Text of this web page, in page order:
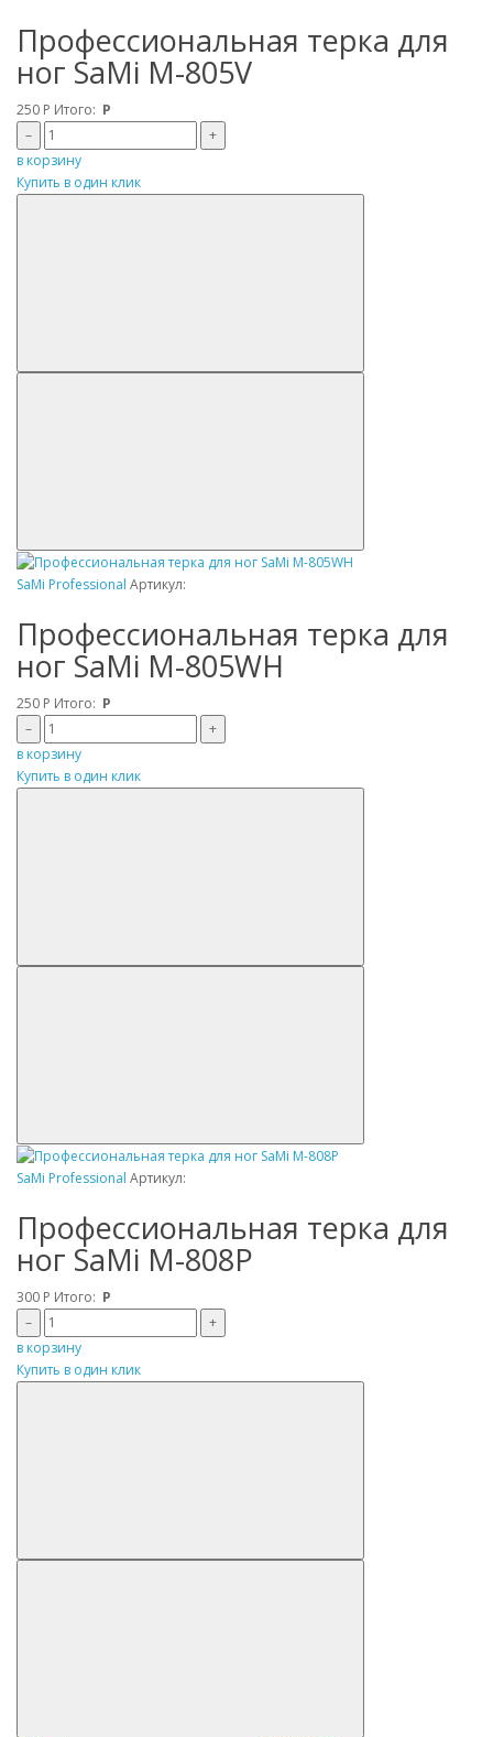
Профессиональная терка для
ног SaMi M-805V
250 Р Итого: Р
–
+
в корзину
Купить в один клик
SaMi Professional Артикул:
Профессиональная терка для
ног SaMi M-805WH
250 Р Итого: Р
–
+
в корзину
Купить в один клик
SaMi Professional Артикул:
Профессиональная терка для
ног SaMi M-808P
300 Р Итого: Р
–
+
в корзину
Купить в один клик